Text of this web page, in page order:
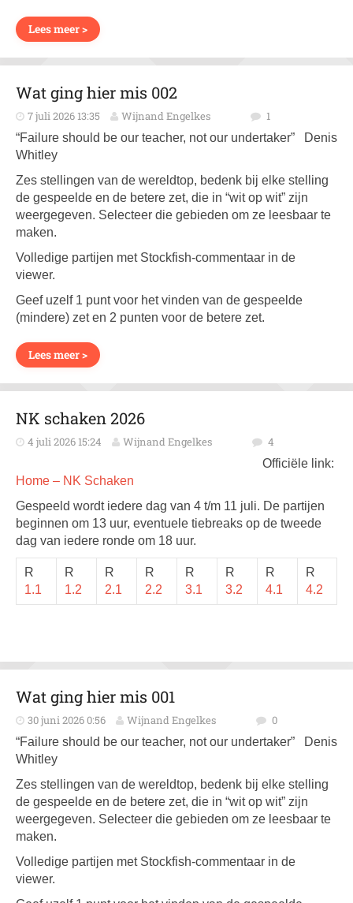
Lees meer >
Wat ging hier mis 002
7 juli 2026 13:35 Wijnand Engelkes 1
“Failure should be our teacher, not our undertaker” Denis
Whitley
Zes stellingen van de wereldtop, bedenk bij elke stelling
de gespeelde en de betere zet, die in “wit op wit” zijn
weergegeven. Selecteer die gebieden om ze leesbaar te
maken.
Volledige partijen met Stockfish-commentaar in de
viewer.
Geef uzelf 1 punt voor het vinden van de gespeelde
(mindere) zet en 2 punten voor de betere zet.
Lees meer >
NK schaken 2026
4 juli 2026 15:24 Wijnand Engelkes 4
Officiële link:
Home – NK Schaken
Gespeeld wordt iedere dag van 4 t/m 11 juli. De partijen
beginnen om 13 uur, eventuele tiebreaks op de tweede
dag van iedere ronde om 18 uur.
R
1.1
R
1.2
R
2.1
R
2.2
R
3.1
R
3.2
R
4.1
R
4.2
Wat ging hier mis 001
30 juni 2026 0:56 Wijnand Engelkes 0
“Failure should be our teacher, not our undertaker” Denis
Whitley
Zes stellingen van de wereldtop, bedenk bij elke stelling
de gespeelde en de betere zet, die in “wit op wit” zijn
weergegeven. Selecteer die gebieden om ze leesbaar te
maken.
Volledige partijen met Stockfish-commentaar in de
viewer.